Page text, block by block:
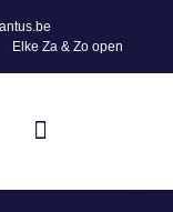
Elke Za & Zo open